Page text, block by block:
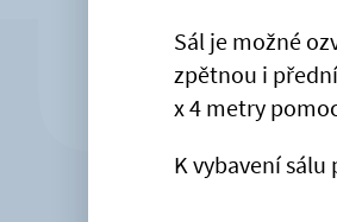
Sál je možné
zpětnou i
x 4 metry
K vybavení